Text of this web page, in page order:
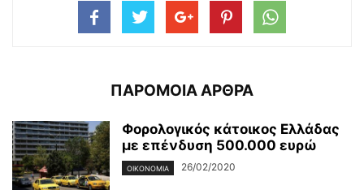
ΠΑΡΟΜΟΙΑ ΑΡΘΡΑ
Φορολογικός κάτοικος Ελλάδας
με επένδυση 500.000 ευρώ
ΟΙΚΟΝΟΜΊΑ 26/02/2020